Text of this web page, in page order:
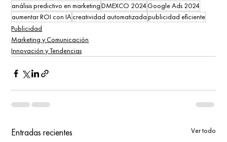
análisis predictivo en marketingDMEXCO 2024 Google Ads 2024
aumentar ROI con IAcreatividad automatizadapublicidad eficiente
Publicidad
Marketing y Comunicación
Innovación y Tendencias
Entradas recientes Ver todo